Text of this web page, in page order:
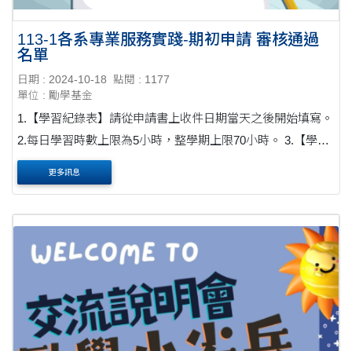
113-1各系專業服務實踐-期初申請 審核通過
名單
日期 : 2024-10-18
點閱 : 1177
單位 : 勵學基金
1.【學習紀錄表】請從申請書上收件日期當天之後開始填寫。
2.每日學習時數上限為5小時，整學期上限70小時。 3.【學習
紀錄表】及【成果評估表】請於本學期規定時間前繳交至領
培中心勵學老師，表格皆可於勵學官....
更多訊息